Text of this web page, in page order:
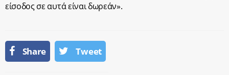
είσοδος σε αυτά είναι δωρεάν».
Share Tweet